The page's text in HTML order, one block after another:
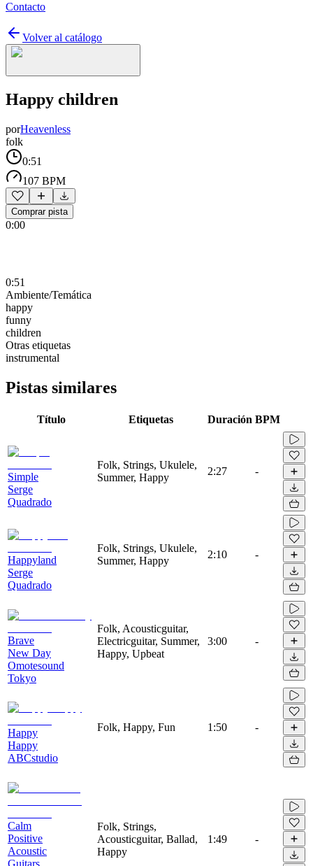
Contacto
Volver al catálogo
Happy children
porHeavenless
folk
0:51
107 BPM
Comprar pista
0:00
0:51
Ambiente/Temática
happy
funny
children
Otras etiquetas
instrumental
Pistas similares
Título Etiquetas Duración BPM
Simple
Serge
Quadrado
Folk, Strings, Ukulele,
Summer, Happy
2:27 -
Happyland
Serge
Quadrado
Folk, Strings, Ukulele,
Summer, Happy
2:10 -
Brave
New Day
Omotesound
Tokyo
Folk, Acousticguitar,
Electricguitar, Summer,
Happy, Upbeat
3:00 -
Happy
Happy
ABCstudio
Folk, Happy, Fun 1:50 -
Calm
Positive
Acoustic
Guitars
Folk, Strings,
Acousticguitar, Ballad,
Happy
1:49 -